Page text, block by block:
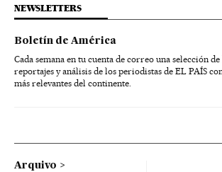
NEWSLETTERS
Boletín de América
Cada semana en tu cuenta de correo una selección
reportajes y análisis de los periodistas de EL PAÍS
más relevantes del continente.
Arquivo